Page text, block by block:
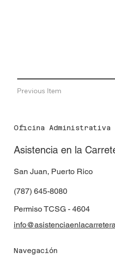
Previous Item
Oficina Administrativa
Asistencia en la
Permiso TCSG - 4604
San Juan, Puerto Rico
(787) 645-8080
Navegación